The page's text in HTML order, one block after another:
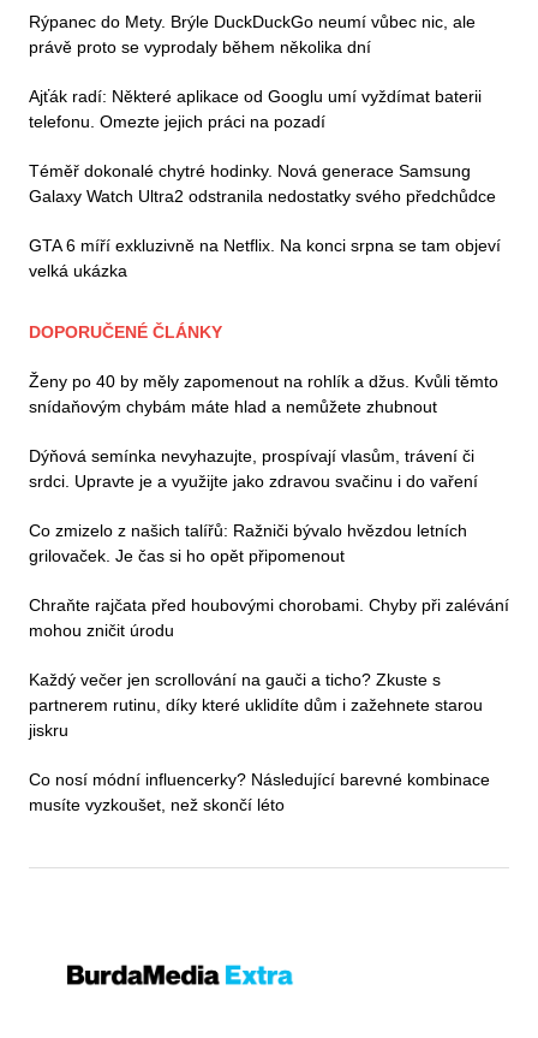
Rýpanec do Mety. Brýle DuckDuckGo neumí vůbec nic, ale
právě proto se vyprodaly během několika dní
Ajťák radí: Některé aplikace od Googlu umí vyždímat baterii
telefonu. Omezte jejich práci na pozadí
Téměř dokonalé chytré hodinky. Nová generace Samsung
Galaxy Watch Ultra2 odstranila nedostatky svého předchůdce
GTA 6 míří exkluzivně na Netflix. Na konci srpna se tam objeví
velká ukázka
DOPORUČENÉ ČLÁNKY
Ženy po 40 by měly zapomenout na rohlík a džus. Kvůli těmto
snídaňovým chybám máte hlad a nemůžete zhubnout
Dýňová semínka nevyhazujte, prospívají vlasům, trávení či
srdci. Upravte je a využijte jako zdravou svačinu i do vaření
Co zmizelo z našich talířů: Ražniči bývalo hvězdou letních
grilovaček. Je čas si ho opět připomenout
Chraňte rajčata před houbovými chorobami. Chyby při zalévání
mohou zničit úrodu
Každý večer jen scrollování na gauči a ticho? Zkuste s
partnerem rutinu, díky které uklidíte dům i zažehnete starou
jiskru
Co nosí módní influencerky? Následující barevné kombinace
musíte vyzkoušet, než skončí léto